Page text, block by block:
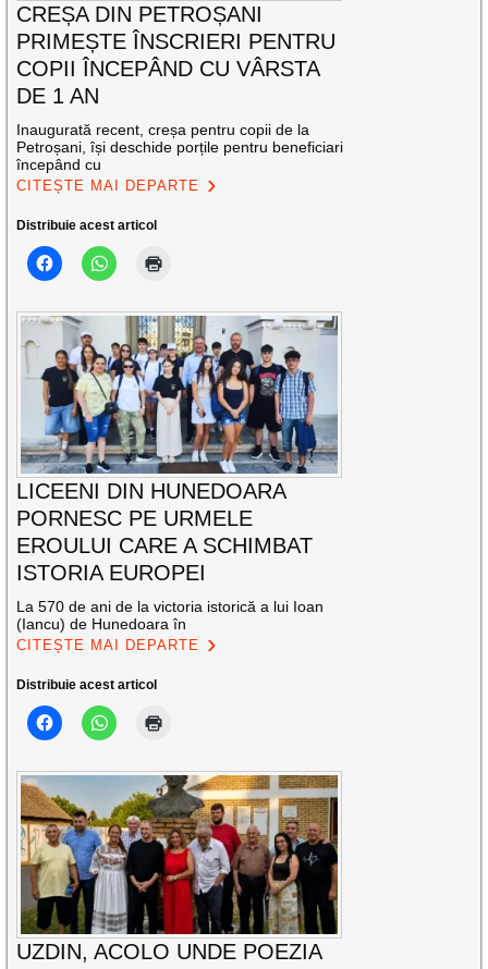
CREȘA DIN PETROȘANI
PRIMEȘTE ÎNSCRIERI PENTRU
COPII ÎNCEPÂND CU VÂRSTA
DE 1 AN
Inaugurată recent, creșa pentru copii de la
Petroșani, își deschide porțile pentru beneficiari
începând cu
CITEȘTE MAI DEPARTE
Distribuie acest articol
LICEENI DIN HUNEDOARA
PORNESC PE URMELE
EROULUI CARE A SCHIMBAT
ISTORIA EUROPEI
La 570 de ani de la victoria istorică a lui Ioan
(Iancu) de Hunedoara în
CITEȘTE MAI DEPARTE
Distribuie acest articol
UZDIN, ACOLO UNDE POEZIA